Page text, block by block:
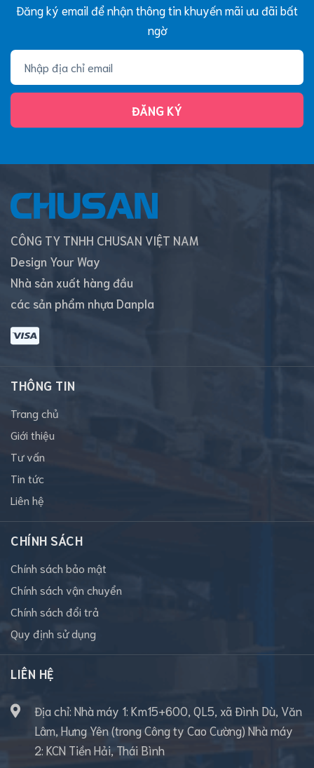
Đăng ký email để nhận thông tin khuyến mãi ưu đãi bất
ngờ
ĐĂNG KÝ
CÔNG TY TNHH CHUSAN VIỆT NAM
Design Your Way
Nhà sản xuất hàng đầu
các sản phẩm nhựa Danpla
THÔNG TIN
Trang chủ
Giới thiệu
Tư vấn
Tin tức
Liên hệ
CHÍNH SÁCH
Chính sách bảo mật
Chính sách vận chuyển
Chính sách đổi trả
Quy định sử dụng
LIÊN HỆ
Địa chỉ: Nhà máy 1: Km15+600, QL5, xã Đình Dù, Văn
Lâm, Hưng Yên (trong Công ty Cao Cường) Nhà máy
2: KCN Tiền Hải, Thái Bình